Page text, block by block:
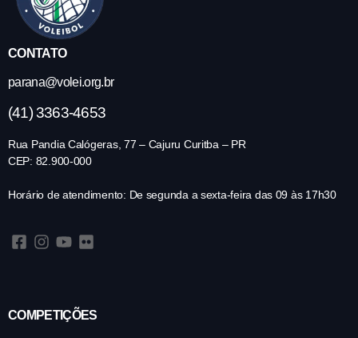
CONTATO
parana@volei.org.br
(41) 3363-4653
Rua Pandia Calógeras, 77 – Cajuru Curitba – PR
CEP: 82.900-000
Horário de atendimento: De segunda a sexta-feira das 09 às 17h30
COMPETIÇÕES